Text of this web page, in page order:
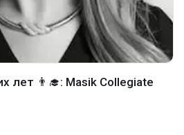
лет 👨‍🎓: Masik Collegiate